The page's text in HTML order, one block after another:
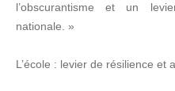
l’obscurantisme et un
nationale. »
L’école : levier de résilience et